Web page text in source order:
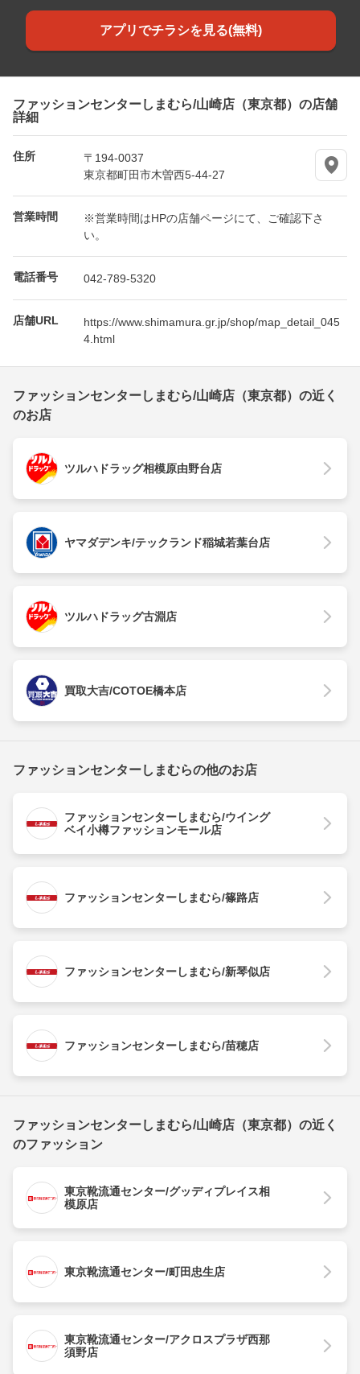
アプリでチラシを見る(無料)
ファッションセンターしまむら/山崎店（東京都）の店舗
詳細
住所
〒194-0037
東京都町田市木曽西5-44-27
営業時間
※営業時間はHPの店舗ページにて、ご確認下さ
い。
電話番号 042-789-5320
店舗URL
https://www.shimamura.gr.jp/shop/map_detail_045
4.html
ファッションセンターしまむら/山崎店（東京都）の近く
のお店
ツルハドラッグ相模原由野台店
ヤマダデンキ/テックランド稲城若葉台店
ツルハドラッグ古淵店
買取大吉/COTOE橋本店
ファッションセンターしまむらの他のお店
ファッションセンターしまむら/ウイング
ベイ小樽ファッションモール店
ファッションセンターしまむら/篠路店
ファッションセンターしまむら/新琴似店
ファッションセンターしまむら/苗穂店
ファッションセンターしまむら/山崎店（東京都）の近く
のファッション
東京靴流通センター/グッディプレイス相
模原店
東京靴流通センター/町田忠生店
東京靴流通センター/アクロスプラザ西那
須野店